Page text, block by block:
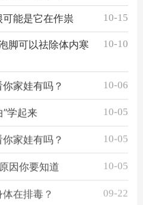
能是它在作祟 10-15
脚可以祛除体内寒
10-10
家娃有吗？ 10-06
”学起来 10-05
家娃有吗？ 10-05
因你要知道 10-05
在排毒？ 09-22